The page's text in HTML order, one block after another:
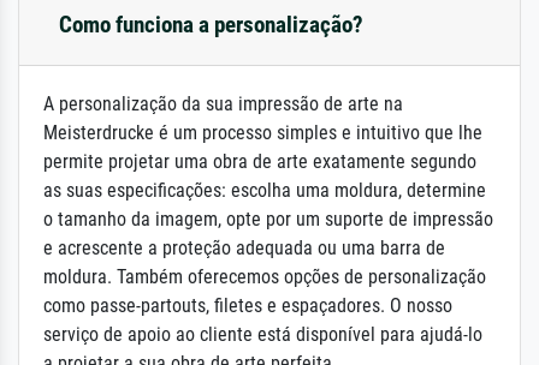
Como funciona a personalização?
A personalização da sua impressão de arte na
Meisterdrucke é um processo simples e intuitivo que lhe
permite projetar uma obra de arte exatamente segundo
as suas especificações: escolha uma moldura, determine
o tamanho da imagem, opte por um suporte de impressão
e acrescente a proteção adequada ou uma barra de
moldura. Também oferecemos opções de personalização
como passe-partouts, filetes e espaçadores. O nosso
serviço de apoio ao cliente está disponível para ajudá-lo